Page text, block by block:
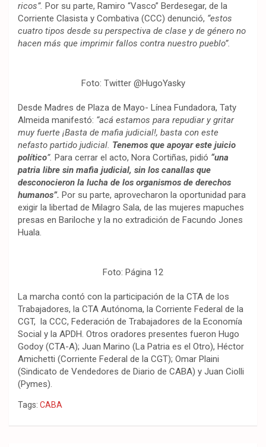
ricos”. Por su parte, Ramiro “Vasco” Berdesegar, de la
Corriente Clasista y Combativa (CCC) denunció, “estos
cuatro tipos desde su perspectiva de clase y de género no
hacen más que imprimir fallos contra nuestro pueblo”.
Foto: Twitter @HugoYasky
Desde Madres de Plaza de Mayo- Línea Fundadora, Taty
Almeida manifestó: “acá estamos para repudiar y gritar
muy fuerte ¡Basta de mafia judicial!, basta con este
nefasto partido judicial. Tenemos que apoyar este juicio
político”. Para cerrar el acto, Nora Cortiñas, pidió “una
patria libre sin mafia judicial, sin los canallas que
desconocieron la lucha de los organismos de derechos
humanos”. Por su parte, aprovecharon la oportunidad para
exigir la libertad de Milagro Sala, de las mujeres mapuches
presas en Bariloche y la no extradición de Facundo Jones
Huala.
Foto: Página 12
La marcha contó con la participación de la CTA de los
Trabajadores, la CTA Autónoma, la Corriente Federal de la
CGT, la CCC, Federación de Trabajadores de la Economía
Social y la APDH. Otros oradores presentes fueron Hugo
Godoy (CTA-A); Juan Marino (La Patria es el Otro), Héctor
Amichetti (Corriente Federal de la CGT); Omar Plaini
(Sindicato de Vendedores de Diario de CABA) y Juan Ciolli
(Pymes).
Tags: CABA